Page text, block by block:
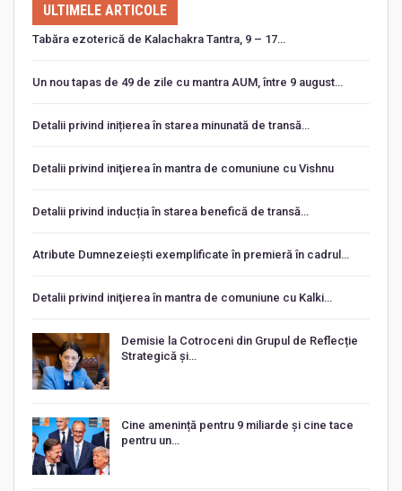
ULTIMELE ARTICOLE
Tabăra ezoterică de Kalachakra Tantra, 9 – 17…
Un nou tapas de 49 de zile cu mantra AUM, între 9 august…
Detalii privind inițierea în starea minunată de transă…
Detalii privind iniţierea în mantra de comuniune cu Vishnu
Detalii privind inducția în starea benefică de transă…
Atribute Dumnezeiești exemplificate în premieră în cadrul…
Detalii privind iniţierea în mantra de comuniune cu Kalki…
Demisie la Cotroceni din Grupul de Reflecție
Strategică și…
Cine amenință pentru 9 miliarde și cine tace
pentru un…